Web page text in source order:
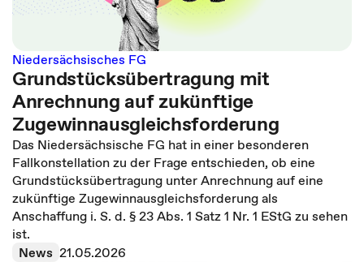
Niedersächsisches FG
Grundstücksübertragung mit
Anrechnung auf zukünftige
Zugewinnausgleichsforderung
Das Niedersächsische FG hat in einer besonderen
Fallkonstellation zu der Frage entschieden, ob eine
Grundstücksübertragung unter Anrechnung auf eine
zukünftige Zugewinnausgleichsforderung als
Anschaffung i. S. d. § 23 Abs. 1 Satz 1 Nr. 1 EStG zu sehen
ist.
News 21.05.2026